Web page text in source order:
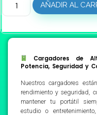
AÑADIR AL
Cargadores de
Potencia, Seguridad y
Nuestros cargadores
rendimiento y seguridad,
mantener tu portátil
estudio o